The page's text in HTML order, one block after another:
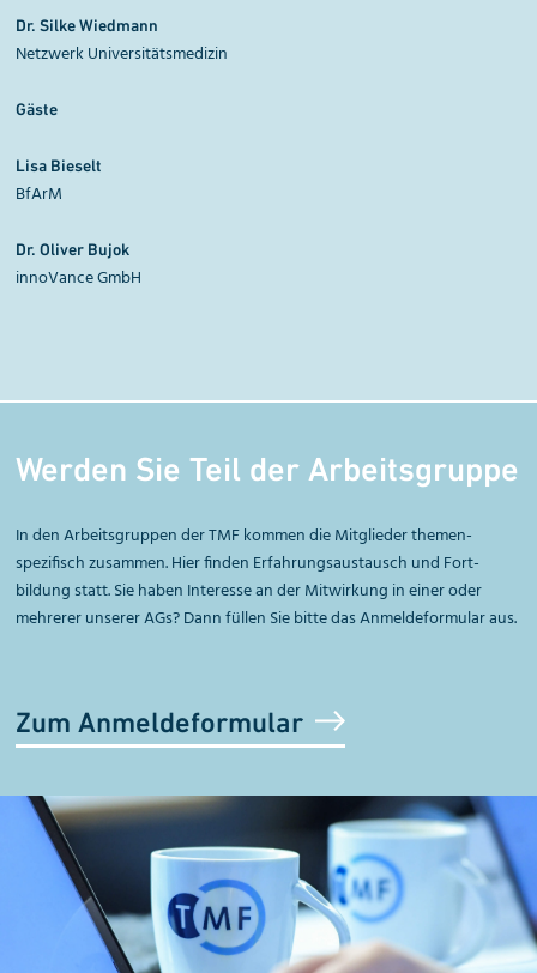
Dr. Silke Wiedmann
Netzwerk Universitätsmedizin
Gäste
Lisa Bieselt
BfArM
Dr. Oliver Bujok
innoVance GmbH
Werden Sie Teil der Arbeitsgruppe
In den Arbeitsgruppen der TMF kommen die Mitglieder themen­
spezifisch zusammen. Hier finden Erfahrungsaustausch und Fort­
bildung statt. Sie haben Interesse an der Mit­wirkung in einer oder
mehrerer unserer AGs?Dann füllen Sie bitte das Anmeldeformular aus.
Zum Anmeldeformular